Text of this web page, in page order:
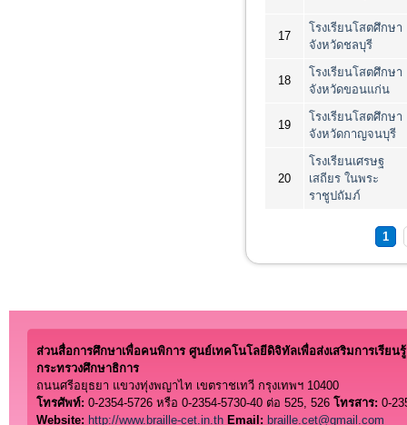
17
โรงเรียนโสตศึกษา
จังหวัดชลบุรี
18
โรงเรียนโสตศึกษา
จังหวัดขอนแก่น
19
โรงเรียนโสตศึกษา
จังหวัดกาญจนบุรี
20
โรงเรียนเศรษฐ
เสถียร ในพระ
ราชูปถัมภ์
1
ส่วนสื่อการศึกษาเพื่อคนพิการ ศูนย์เทคโนโลยีดิจิทัลเพื่อส่งเสริมการเรียนรู้
กระทรวงศึกษาธิการ
ถนนศรีอยุธยา แขวงทุ่งพญาไท เขตราชเทวี กรุงเทพฯ 10400
โทรศัพท์: 0-2354-5726 หรือ 0-2354-5730-40 ต่อ 525, 526 โทรสาร: 0-
Website: http://www.braille-cet.in.th Email: braille.cet@gmail.com